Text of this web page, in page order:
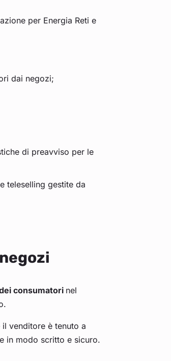
per Energia Reti e
dai negozi;
di preavviso per le
teleselling gestite da
consumatori nel
venditore è tenuto a
in modo scritto e sicuro.